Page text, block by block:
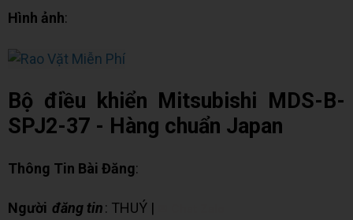
Hình ảnh:
Bộ điều khiển Mitsubishi MDS-B-
SPJ2-37 - Hàng chuẩn Japan
Thông Tin Bài Đăng:
Người đăng tin: THUÝ |